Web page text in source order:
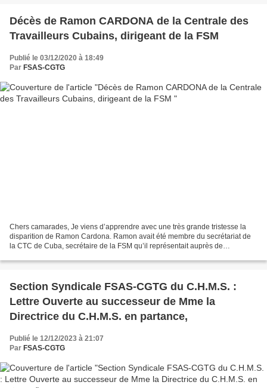
Décès de Ramon CARDONA de la Centrale des
Travailleurs Cubains, dirigeant de la FSM
Publié le 03/12/2020 à 18:49
Par FSAS-CGTG
Chers camarades, Je viens d’apprendre avec une très grande tristesse la
disparition de Ramon Cardona. Ramon avait été membre du secrétariat de
la CTC de Cuba, secrétaire de la FSM qu’il représentait auprès de
Section Syndicale FSAS-CGTG du C.H.M.S. :
Lettre Ouverte au successeur de Mme la
Directrice du C.H.M.S. en partance,
Publié le 12/12/2023 à 21:07
Par FSAS-CGTG